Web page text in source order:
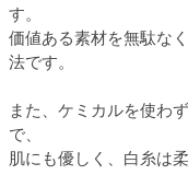
す。
価値ある素材を無駄な
法です。
また、ケミカルを使わ
で、
肌にも優しく、白糸は